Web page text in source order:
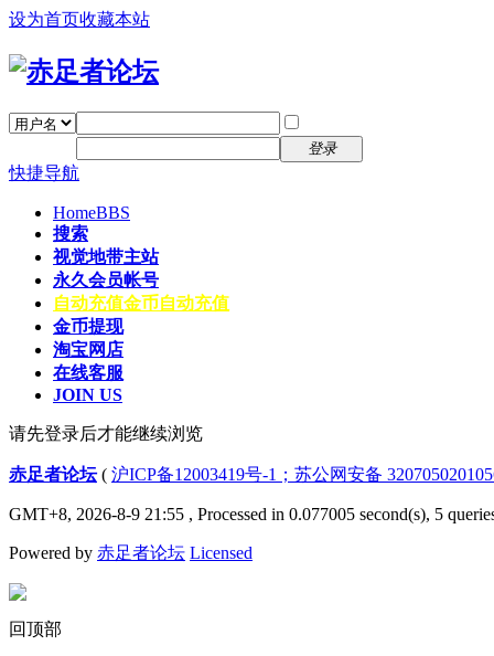
设为首页收藏本站
登录
快捷导航
HomeBBS
搜索
视觉地带主站
永久会员帐号
自动充值金币自动充值
金币提现
淘宝网店
在线客服
JOIN US
请先登录后才能继续浏览
赤足者论坛( 沪ICP备12003419号-1；苏公网安备
GMT+8, 2026-8-9 21:55 , Processed in 0.077005 second(s), 5
Powered by 赤足者论坛 Licensed
回顶部